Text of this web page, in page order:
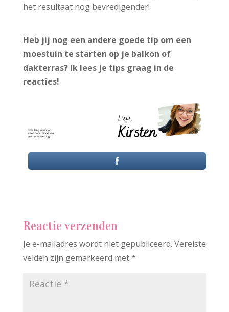
het resultaat nog bevredigender!
Heb jij nog een andere goede tip om een
moestuin te starten op je balkon of
dakterras? Ik lees je tips graag in de
reacties!
Reactie verzenden
Je e-mailadres wordt niet gepubliceerd. Vereiste
velden zijn gemarkeerd met*